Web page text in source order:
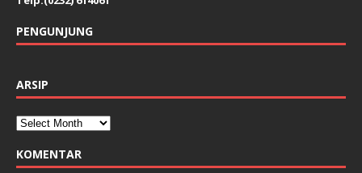
PENGUNJUNG
ARSIP
KOMENTAR